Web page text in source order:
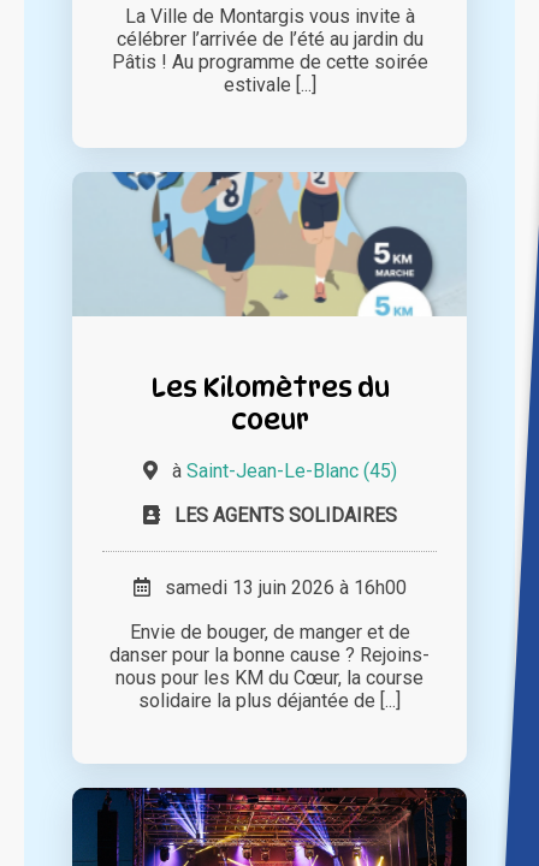
La Ville de Montargis vous invite à
célébrer l’arrivée de l’été au jardin du
Pâtis ! Au programme de cette soirée
estivale [...]
Les Kilomètres du
coeur
à Saint-Jean-Le-Blanc (45)
LES AGENTS SOLIDAIRES
samedi 13 juin 2026 à 16h00
Envie de bouger, de manger et de
danser pour la bonne cause ? Rejoins-
nous pour les KM du Cœur, la course
solidaire la plus déjantée de [...]